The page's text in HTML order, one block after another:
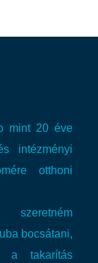
mint 20 éve
intézményi
otthoni
bocsátani,
a takarítás